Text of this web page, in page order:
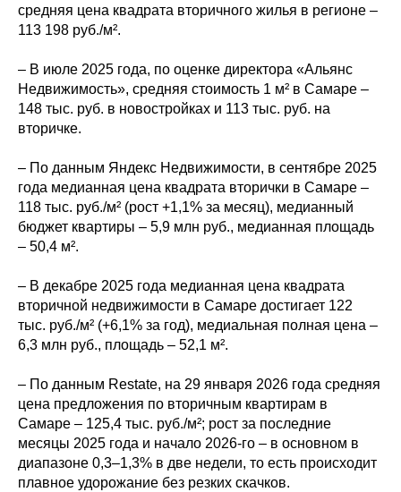
средняя цена квадрата вторичного жилья в регионе –
113 198 руб./м².
– В июле 2025 года, по оценке директора «Альянс
Недвижимость», средняя стоимость 1 м² в Самаре –
148 тыс. руб. в новостройках и 113 тыс. руб. на
вторичке.
– По данным Яндекс Недвижимости, в сентябре 2025
года медианная цена квадрата вторички в Самаре –
118 тыс. руб./м² (рост +1,1% за месяц), медианный
бюджет квартиры – 5,9 млн руб., медианная площадь
– 50,4 м².
– В декабре 2025 года медианная цена квадрата
вторичной недвижимости в Самаре достигает 122
тыс. руб./м² (+6,1% за год), медиальная полная цена –
6,3 млн руб., площадь – 52,1 м².
– По данным Restate, на 29 января 2026 года средняя
цена предложения по вторичным квартирам в
Самаре – 125,4 тыс. руб./м²; рост за последние
месяцы 2025 года и начало 2026-го – в основном в
диапазоне 0,3–1,3% в две недели, то есть происходит
плавное удорожание без резких скачков.